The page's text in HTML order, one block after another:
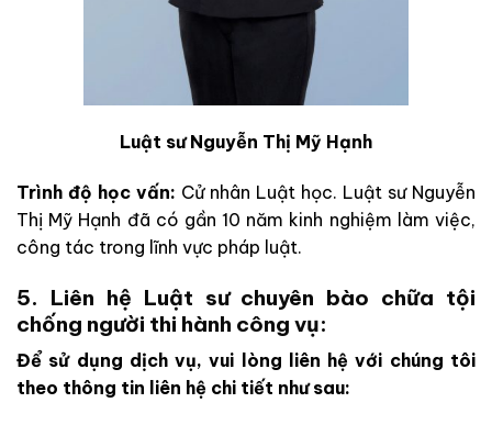
Luật sư Nguyễn Thị Mỹ Hạnh
Trình độ học vấn: Cử nhân Luật học. Luật sư Nguyễn
Thị Mỹ Hạnh đã có gần 10 năm kinh nghiệm làm việc,
công tác trong lĩnh vực pháp luật.
5. Liên hệ Luật sư chuyên bào chữa tội
chống người thi hành công vụ:
Để sử dụng dịch vụ, vui lòng liên hệ với chúng tôi
theo thông tin liên hệ chi tiết như sau: